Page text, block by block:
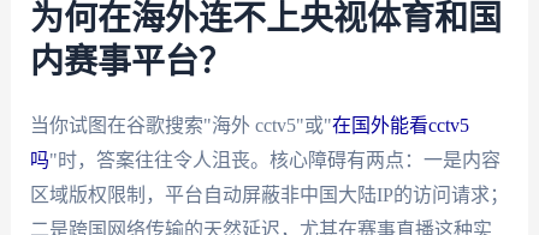
为何在海外连不上央视体育和国
内赛事平台？
当你试图在谷歌搜索"海外 cctv5"或"在国外能看cctv5
吗"时，答案往往令人沮丧。核心障碍有两点：一是内容
区域版权限制，平台自动屏蔽非中国大陆IP的访问请求；
二是跨国网络传输的天然延迟，尤其在赛事直播这种实